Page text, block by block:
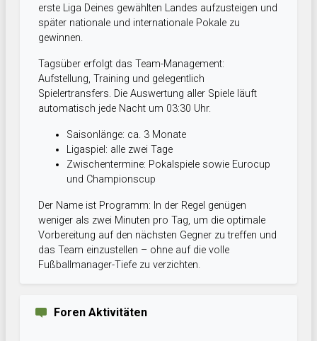
erste Liga Deines gewählten Landes aufzusteigen und
später nationale und internationale Pokale zu
gewinnen.
Tagsüber erfolgt das Team-Management:
Aufstellung, Training und gelegentlich
Spielertransfers. Die Auswertung aller Spiele läuft
automatisch jede Nacht um 03:30 Uhr.
Saisonlänge: ca. 3 Monate
Ligaspiel: alle zwei Tage
Zwischentermine: Pokalspiele sowie Eurocup
und Championscup
Der Name ist Programm: In der Regel genügen
weniger als zwei Minuten pro Tag, um die optimale
Vorbereitung auf den nächsten Gegner zu treffen und
das Team einzustellen – ohne auf die volle
Fußballmanager-Tiefe zu verzichten.
Foren Aktivitäten